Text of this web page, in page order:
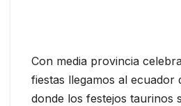
Con media provincia
fiestas llegamos al ecuador
donde los festejos taurinos